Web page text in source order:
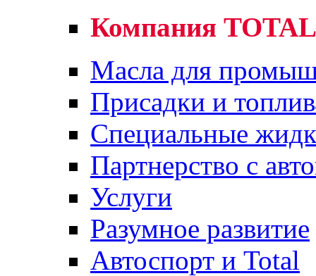
Компания TOTAL
Масла для
Присадки и
Специальные
Партнерство с
Услуги
Разумное развитие
Автоспорт и Total